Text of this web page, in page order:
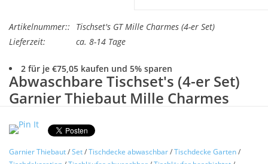
Vertrag widerrufen
Tel.0049(0)7322-919376
Blog-Aktuelles
Marken
Artikelnummer::
Tischset's GT Mille Charmes (4-er Set)
Lieferzeit:
ca. 8-14 Tage
2 für je €75,05 kaufen und 5% sparen
Abwaschbare Tischset's (4-er Set)
Garnier Thiebaut Mille Charmes
Pflegeleicht - Abwaschbar - Stoff
Acrylbeschichtung
Garnier Thiebaut/Set/Tischdecke abwaschbar/Tischdecke Garten/